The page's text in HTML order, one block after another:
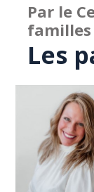
Par le
familles
Les